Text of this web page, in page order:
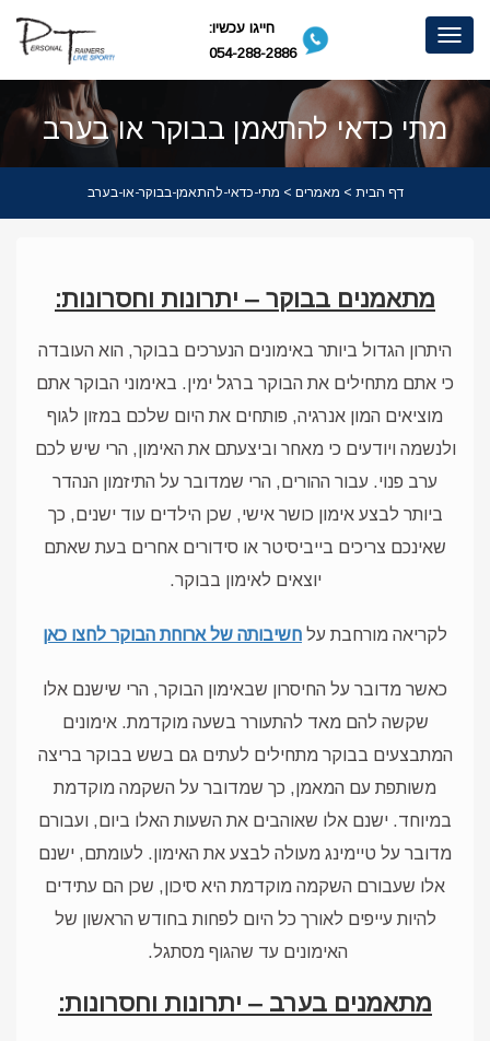
Toggle
navigation
חייגו עכשיו:
054-288-2886
מתי כדאי להתאמן בבוקר או בערב
דף הבית > מאמרים > מתי-כדאי-להתאמן-בבוקר-או-בערב
מתאמנים בבוקר – יתרונות וחסרונות:
היתרון הגדול ביותר באימונים הנערכים בבוקר, הוא העובדה
כי אתם מתחילים את הבוקר ברגל ימין. באימוני הבוקר אתם
מוציאים המון אנרגיה, פותחים את היום שלכם במזון לגוף
ולנשמה ויודעים כי מאחר וביצעתם את האימון, הרי שיש לכם
ערב פנוי. עבור ההורים, הרי שמדובר על התיזמון הנהדר
ביותר לבצע אימון כושר אישי, שכן הילדים עוד ישנים, כך
שאינכם צריכים בייביסיטר או סידורים אחרים בעת שאתם
יוצאים לאימון בבוקר.
לקריאה מורחבת על חשיבותה של ארוחת הבוקר לחצו כאן
כאשר מדובר על החיסרון שבאימון הבוקר, הרי שישנם אלו
שקשה להם מאד להתעורר בשעה מוקדמת. אימונים
המתבצעים בבוקר מתחילים לעתים גם בשש בבוקר בריצה
משותפת עם המאמן, כך שמדובר על השקמה מוקדמת
במיוחד. ישנם אלו שאוהבים את השעות האלו ביום, ועבורם
מדובר על טיימינג מעולה לבצע את האימון. לעומתם, ישנם
אלו שעבורם השקמה מוקדמת היא סיכון, שכן הם עתידים
להיות עייפים לאורך כל היום לפחות בחודש הראשון של
האימונים עד שהגוף מסתגל.
מתאמנים בערב – יתרונות וחסרונות: